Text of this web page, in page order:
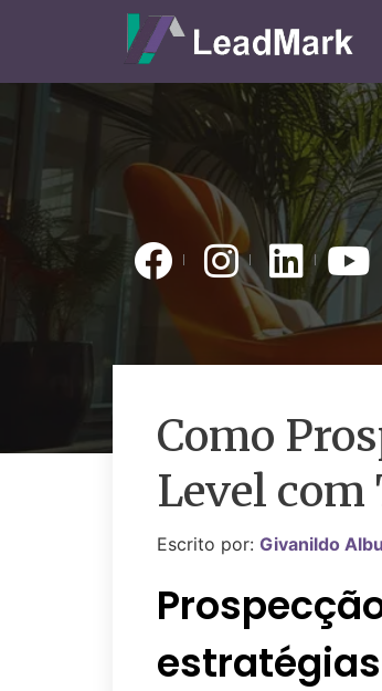
Como
Level com
Escrito por: Givanildo